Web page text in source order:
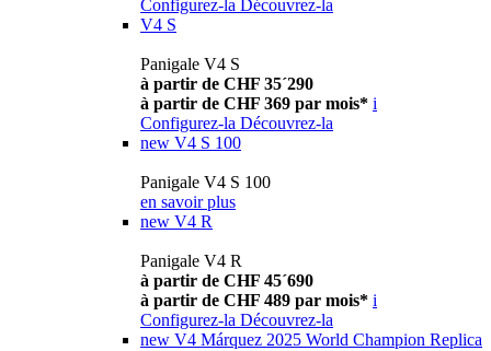
Configurez-la Découvrez-la
V4 S
Panigale V4 S
à partir de CHF 35´290
à partir de CHF 369 par mois* i
Configurez-la Découvrez-la
new V4 S 100
Panigale V4 S 100
en savoir plus
new V4 R
Panigale V4 R
à partir de CHF 45´690
à partir de CHF 489 par mois* i
Configurez-la Découvrez-la
new V4 Márquez 2025 World Champion Replica